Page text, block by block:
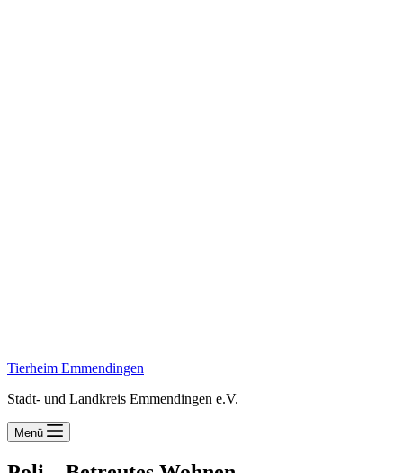
Tierheim Emmendingen
Stadt- und Landkreis Emmendingen e.V.
Menü